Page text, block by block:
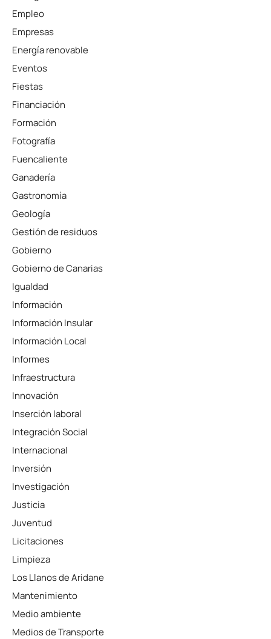
Empleo
Empresas
Energía renovable
Eventos
Fiestas
Financiación
Formación
Fotografía
Fuencaliente
Ganadería
Gastronomía
Geología
Gestión de residuos
Gobierno
Gobierno de Canarias
Igualdad
Información
Información Insular
Información Local
Informes
Infraestructura
Innovación
Inserción laboral
Integración Social
Internacional
Inversión
Investigación
Justicia
Juventud
Licitaciones
Limpieza
Los Llanos de Aridane
Mantenimiento
Medio ambiente
Medios de Transporte